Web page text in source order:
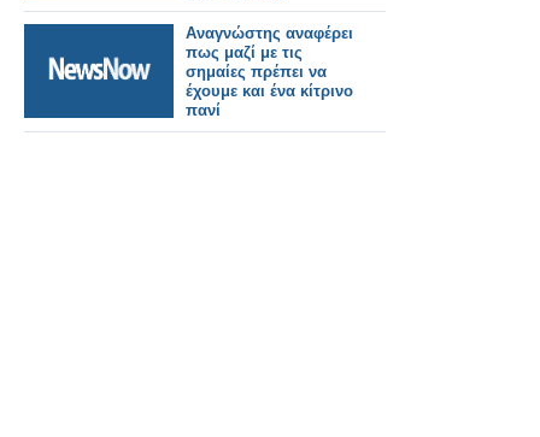
Αναγνώστης αναφέρει
πως μαζί με τις
σημαίες πρέπει να
έχουμε και ένα κίτρινο
πανί